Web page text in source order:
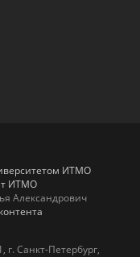
ИТМО
ИТМО
Александрович
г. Санкт-Петербург,